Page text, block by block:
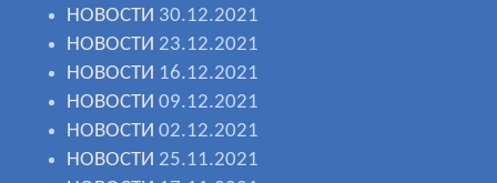
НОВОСТИ 30.12.2021
НОВОСТИ 23.12.2021
НОВОСТИ 16.12.2021
НОВОСТИ 09.12.2021
НОВОСТИ 02.12.2021
НОВОСТИ 25.11.2021